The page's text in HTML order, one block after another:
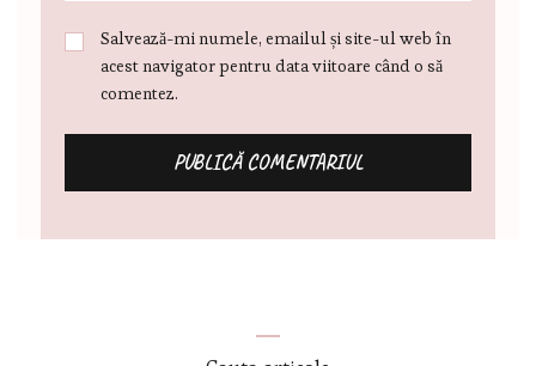
Salvează-mi numele, emailul și site-ul web în
acest navigator pentru data viitoare când o să
comentez.